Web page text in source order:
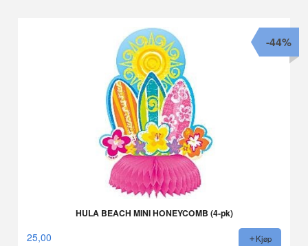
HULA BEACH MINI HONEYCOMB (4-pk)
25,00
-44%
Kjøp